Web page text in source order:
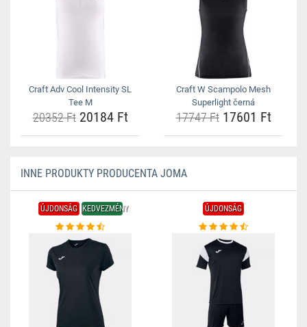
Craft Adv Cool Intensity SL
Tee M
20352 Ft20184 Ft
Craft W Scampolo Mesh
Superlight černá
17747 Ft17601 Ft
INNE PRODUKTY PRODUCENTA JOMA
ÚJDONSÁG KEDVEZMÉNY ÚJDONSÁG